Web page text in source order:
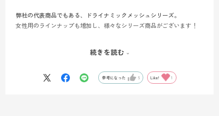
弊社の代表商品でもある、ドライナミックメッシュシリーズ。
女性用のラインナップも増加し、様々なシリーズ商品がございます！
ュのブラトップでございます。
今回は、お問合せいただくことが多いパッドの外し方について、動画
続きを読む
参考になった 5 Like! 1